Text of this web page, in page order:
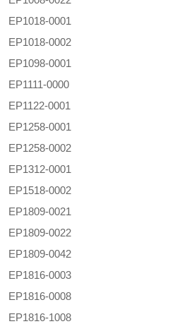
EP1018-0001
EP1018-0002
EP1098-0001
EP1111-0000
EP1122-0001
EP1258-0001
EP1258-0002
EP1312-0001
EP1518-0002
EP1809-0021
EP1809-0022
EP1809-0042
EP1816-0003
EP1816-0008
EP1816-1008